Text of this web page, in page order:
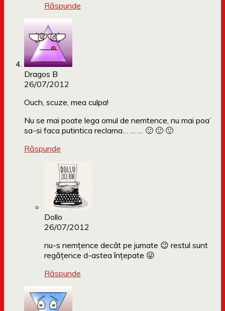
Răspunde
Dragos B
26/07/2012
Ouch, scuze, mea culpa!
Nu se mai poate lega omul de nemtence, nu mai poa’
sa-si faca putintica reclama… … … 🙂 🙂 🙂
Răspunde
Dollo
26/07/2012
nu-s nemțence decât pe jumate 😉 restul sunt
regățence d-astea înțepate 😛
Răspunde